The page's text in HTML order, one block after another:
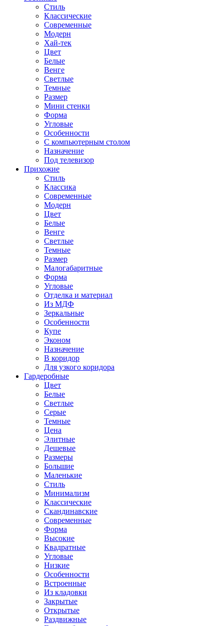
Стиль
Классические
Современные
Модерн
Хай-тек
Цвет
Белые
Венге
Светлые
Темные
Размер
Мини стенки
Форма
Угловые
Особенности
С компьютерным столом
Назначение
Под телевизор
Прихожие
Стиль
Классика
Современные
Модерн
Цвет
Белые
Венге
Светлые
Темные
Размер
Малогабаритные
Форма
Угловые
Отделка и материал
Из МДФ
Зеркальные
Особенности
Купе
Эконом
Назначение
В коридор
Для узкого коридора
Гардеробные
Цвет
Белые
Светлые
Серые
Темные
Цена
Элитные
Дешевые
Размеры
Большие
Маленькие
Стиль
Минимализм
Классические
Скандинавские
Современные
Форма
Высокие
Квадратные
Угловые
Низкие
Особенности
Встроенные
Из кладовки
Закрытые
Открытые
Раздвижные